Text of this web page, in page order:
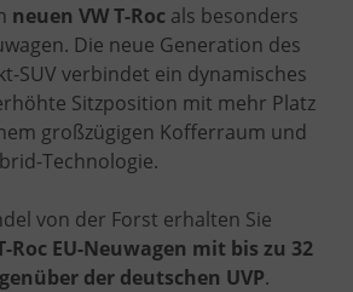
neuen VW T-Roc als besonders
Die neue Generation des
SUV verbindet ein dynamisches
Sitzposition mit mehr Platz
großzügigen Kofferraum und
Technologie.
von der Forst erhalten Sie
Roc EU-Neuwagen mit bis zu 32
der deutschen UVP.